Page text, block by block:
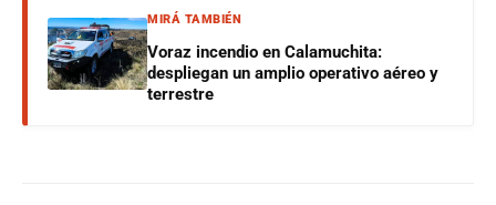
MIRÁ TAMBIÉN
Voraz incendio en Calamuchita:
despliegan un amplio operativo aéreo y
terrestre